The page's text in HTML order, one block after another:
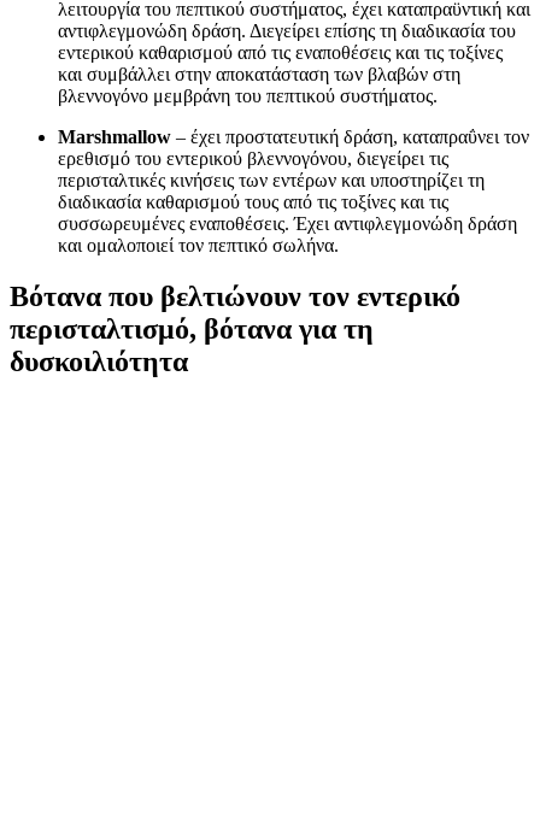
λειτουργία του πεπτικού συστήματος, έχει καταπραϋντική και
αντιφλεγμονώδη δράση. Διεγείρει επίσης τη διαδικασία του
εντερικού καθαρισμού από τις εναποθέσεις και τις τοξίνες
και συμβάλλει στην αποκατάσταση των βλαβών στη
βλεννογόνο μεμβράνη του πεπτικού συστήματος.
Marshmallow – έχει προστατευτική δράση, καταπραΰνει τον
ερεθισμό του εντερικού βλεννογόνου, διεγείρει τις
περισταλτικές κινήσεις των εντέρων και υποστηρίζει τη
διαδικασία καθαρισμού τους από τις τοξίνες και τις
συσσωρευμένες εναποθέσεις. Έχει αντιφλεγμονώδη δράση
και ομαλοποιεί τον πεπτικό σωλήνα.
Βότανα που βελτιώνουν τον εντερικό
περισταλτισμό, βότανα για τη
δυσκοιλιότητα